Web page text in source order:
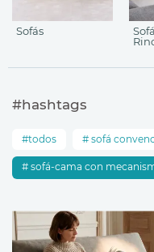
Sofás
#hashtags
todos sofá
sofá-cama con